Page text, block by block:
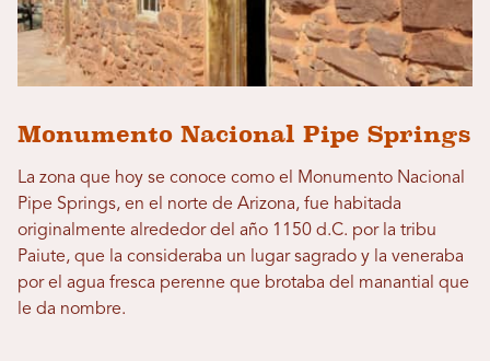
Monumento Nacional Pipe Springs
La zona que hoy se conoce como el Monumento Nacional
Pipe Springs, en el norte de Arizona, fue habitada
originalmente alrededor del año 1150 d.C. por la tribu
Paiute, que la consideraba un lugar sagrado y la veneraba
por el agua fresca perenne que brotaba del manantial que
le da nombre.